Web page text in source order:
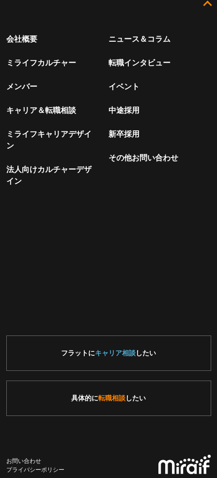
会社概要
ミライフカルチャー
メンバー
キャリア＆転職相談
ミライフキャリアデザイ
ン
法人向けカルチャーデザ
イン
ニュース＆コラム
転職インタビュー
イベント
中途採用
新卒採用
その他お問い合わせ
フラットにキャリア相談したい
具体的に転職相談したい
お問い合わせ
プライバシーポリシー